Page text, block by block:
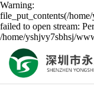
Warning:
file_put_contents(/
failed to open stream:
/home/yshjvy7sbhsj/